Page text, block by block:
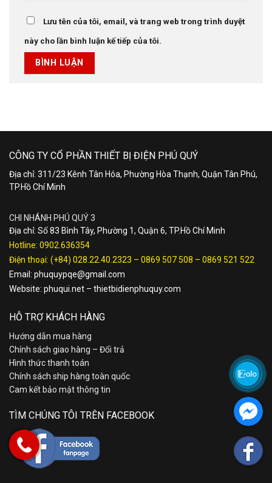
Lưu tên của tôi, email, và trang web trong trình duyệt
này cho lần bình luận kế tiếp của tôi.
CÔNG TY CỔ PHẦN THIẾT BỊ ĐIỆN PHÚ QUÝ
Địa chỉ: 311/23 Kênh Tân Hóa, Phường Hòa Thạnh, Quận Tân Phú,
TP.Hồ Chí Minh
CHI NHÁNH PHÚ QUÝ 3
Địa chỉ: Số 83 Bình Tây, Phường 1, Quận 6, TP.Hồ Chí Minh
Hotline: 0902.636354
Điện thoại: (+84) 028.22.40.2323 – 0869 507 508 – 0869 521 522
Email: phuquypqe@gmail.com
Website: phuqui.net – thietbidienphuquy.com
HỖ TRỢ KHÁCH HÀNG
Hướng dẫn mua hàng
Chính sách giao hàng – Đổi trả
Hình thức thanh toán
Chính sách ship hàng toàn quốc
Cam kết bảo mật thông tin
TÌM CHÚNG TÔI TRÊN FACEBOOK